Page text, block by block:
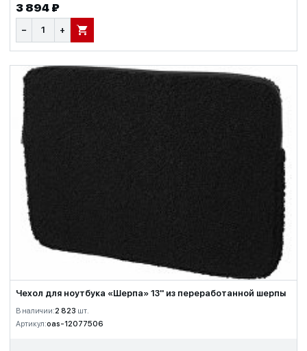
3 894 ₽
− + В КОРЗИНУ
Чехол для ноутбука «Шерпа» 13'' из переработанной шерпы
В наличии:2 823 шт.
Артикул:oas-12077506